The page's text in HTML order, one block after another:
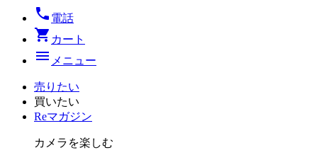
local_phone 電話
shopping_cart カート
menu メニュー
売りたい
買いたい
Reマガジン
カメラを楽しむ